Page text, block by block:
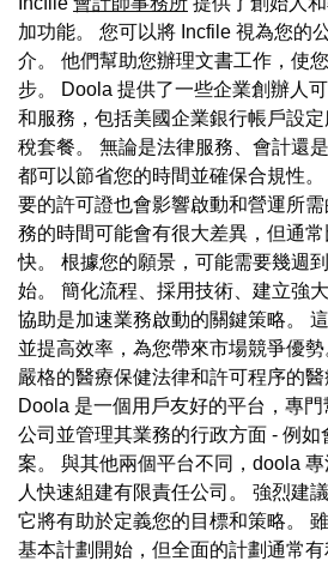
加功能。 您可以將 Incfile 視為您的
介。 他們幫助您辦理文書工作，使
步。 Doola 提供了一些企業創辦人
和服務，包括美國企業銀行帳戶設
稅套餐。 無論是法律服務、會計還
都可以節省您的時間並確保合規性
要的許可證也會影響啟動和營運所
務的時間可能會有很大差異，但通
快。 根據您的願景，可能需要幾週
始。 簡化流程、採用技術、建立強
協助是加速業務啟動的關鍵策略。
並提高效率，為您帶來市場競爭優
嚴格的醫療保健法律和許可程序的醫
Doola 是一個用戶友好的平台，專
公司並管理其業務的行政方面 - 例
案。 與其他兩個平台不同，doola
人快速組建有限責任公司。 強烈建
它將有助於定義您的目標和策略。
基本計劃開始，但全面的計劃通常